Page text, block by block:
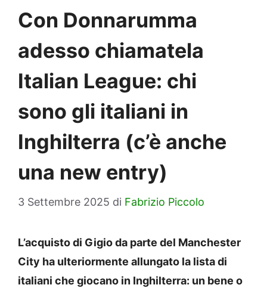
Con Donnarumma
adesso chiamatela
Italian League: chi
sono gli italiani in
Inghilterra (c’è anche
una new entry)
3 Settembre 2025 di Fabrizio Piccolo
L’acquisto di Gigio da parte del Manchester
City ha ulteriormente allungato la lista di
italiani che giocano in Inghilterra: un bene o